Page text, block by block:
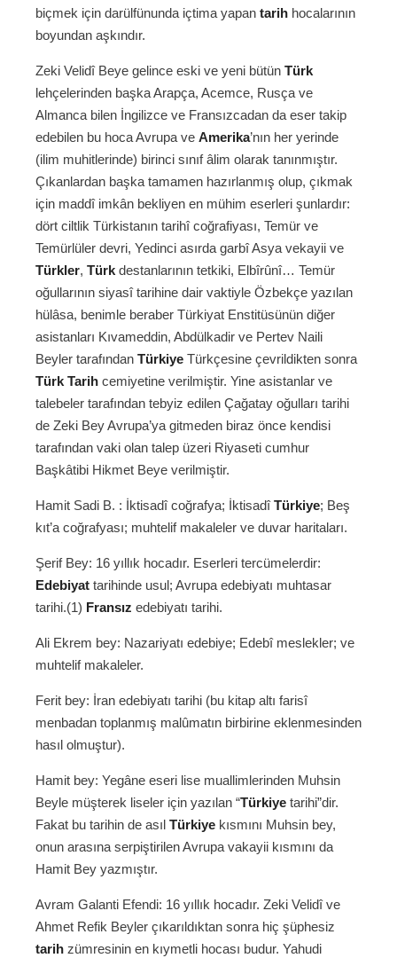
biçmek için darülfünunda içtima yapan tarih hocalarının
boyundan aşkındır.
Zeki Velidî Beye gelince eski ve yeni bütün Türk
lehçelerinden başka Arapça, Acemce, Rusça ve
Almanca bilen İngilizce ve Fransızcadan da eser takip
edebilen bu hoca Avrupa ve Amerika’nın her yerinde
(ilim muhitlerinde) birinci sınıf âlim olarak tanınmıştır.
Çıkanlardan başka tamamen hazırlanmış olup, çıkmak
için maddî imkân bekliyen en mühim eserleri şunlardır:
dört ciltlik Türkistanın tarihî coğrafiyası, Temür ve
Temürlüler devri, Yedinci asırda garbî Asya vekayii ve
Türkler, Türk destanlarının tetkiki, Elbîrûnî… Temür
oğullarının siyasî tarihine dair vaktiyle Özbekçe yazılan
hülâsa, benimle beraber Türkiyat Enstitüsünün diğer
asistanları Kıvameddin, Abdülkadir ve Pertev Naili
Beyler tarafından Türkiye Türkçesine çevrildikten sonra
Türk Tarih cemiyetine verilmiştir. Yine asistanlar ve
talebeler tarafından tebyiz edilen Çağatay oğulları tarihi
de Zeki Bey Avrupa’ya gitmeden biraz önce kendisi
tarafından vaki olan talep üzeri Riyaseti cumhur
Başkâtibi Hikmet Beye verilmiştir.
Hamit Sadi B. : İktisadî coğrafya; İktisadîTürkiye; Beş
kıt’a coğrafyası; muhtelif makaleler ve duvar haritaları.
Şerif Bey: 16 yıllık hocadır. Eserleri tercümelerdir:
Edebiyat tarihinde usul; Avrupa edebiyatı muhtasar
tarihi.(1) Fransız edebiyatı tarihi.
Ali Ekrem bey: Nazariyatı edebiye; Edebî meslekler; ve
muhtelif makaleler.
Ferit bey: İran edebiyatı tarihi (bu kitap altı farisî
menbadan toplanmış malûmatın birbirine eklenmesinden
hasıl olmuştur).
Hamit bey: Yegâne eseri lise muallimlerinden Muhsin
Beyle müşterek liseler için yazılan “Türkiye tarihi”dir.
Fakat bu tarihin de asıl Türkiye kısmını Muhsin bey,
onun arasına serpiştirilen Avrupa vakayii kısmını da
Hamit Bey yazmıştır.
Avram Galanti Efendi: 16 yıllık hocadır. Zeki Velidî ve
Ahmet Refik Beyler çıkarıldıktan sonra hiç şüphesiz
tarih zümresinin en kıymetli hocası budur. Yahudi